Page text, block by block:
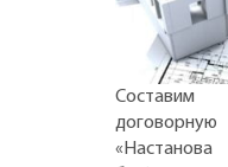
Составим
договорную